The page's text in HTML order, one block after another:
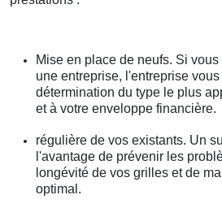
Mise en place de neufs. Si
une entreprise, l'entreprise
détermination du type le plus
et à votre enveloppe financière.
régulière de vos existants. Un
l'avantage de prévenir les
longévité de vos grilles et de
optimal.